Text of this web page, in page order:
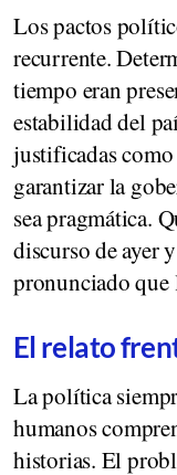
Los pactos
recurrente.
tiempo eran
estabilidad del
justificadas
garantizar la
sea pragmática.
discurso de ayer
pronunciado que
El relato
La política
humanos
historias. El